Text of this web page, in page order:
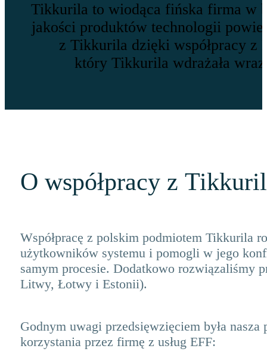
Tikkurila to wiodąca fińska firma w
jakości produktów technologii
z Tikkurila dzięki współpracy z
który Tikkurila wdrażała
O współpracy z
Współpracę z polskim podmiotem Tikkurila
użytkowników systemu i pomogli w jego
samym procesie. Dodatkowo rozwiązaliśmy
Litwy, Łotwy i Estonii).
Godnym uwagi przedsięwzięciem była
korzystania przez firmę z usług EFF: